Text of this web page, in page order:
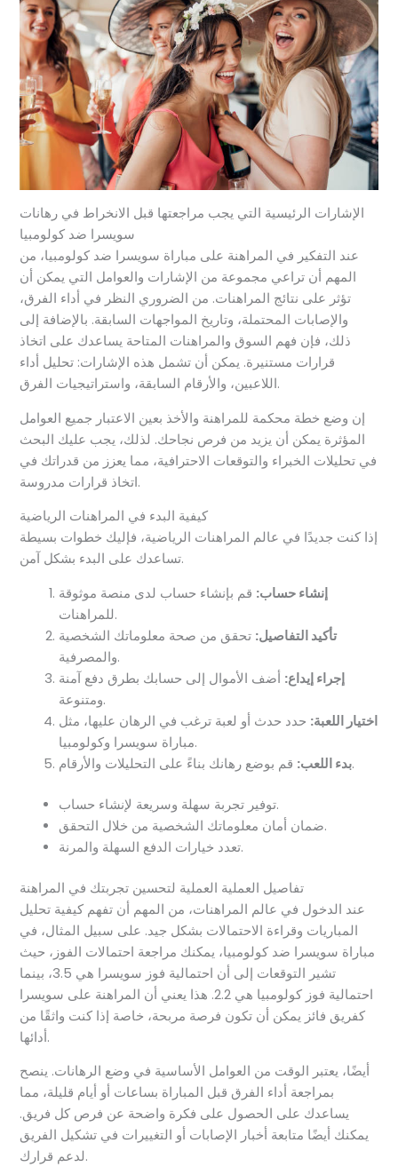
الإشارات الرئيسية التي يجب مراجعتها قبل الانخراط في رهانات
سويسرا ضد كولومبيا
عند التفكير في المراهنة على مباراة سويسرا ضد كولومبيا، من
المهم أن تراعي مجموعة من الإشارات والعوامل التي يمكن أن
تؤثر على نتائج المراهنات. من الضروري النظر في أداء الفرق،
والإصابات المحتملة، وتاريخ المواجهات السابقة. بالإضافة إلى
ذلك، فإن فهم السوق والمراهنات المتاحة يساعدك على اتخاذ
قرارات مستنيرة. يمكن أن تشمل هذه الإشارات: تحليل أداء
اللاعبين، والأرقام السابقة، واستراتيجيات الفرق.
إن وضع خطة محكمة للمراهنة والأخذ بعين الاعتبار جميع العوامل
المؤثرة يمكن أن يزيد من فرص نجاحك. لذلك، يجب عليك البحث
في تحليلات الخبراء والتوقعات الاحترافية، مما يعزز من قدراتك في
اتخاذ قرارات مدروسة.
كيفية البدء في المراهنات الرياضية
إذا كنت جديدًا في عالم المراهنات الرياضية، فإليك خطوات بسيطة
تساعدك على البدء بشكل آمن.
إنشاء حساب: قم بإنشاء حساب لدى منصة موثوقة
للمراهنات.
تأكيد التفاصيل: تحقق من صحة معلوماتك الشخصية
والمصرفية.
إجراء إيداع: أضف الأموال إلى حسابك بطرق دفع آمنة
ومتنوعة.
اختيار اللعبة: حدد حدث أو لعبة ترغب في الرهان عليها، مثل
مباراة سويسرا وكولومبيا.
بدء اللعب:قم بوضع رهانك بناءً على التحليلات والأرقام.
توفير تجربة سهلة وسريعة لإنشاء حساب.
ضمان أمان معلوماتك الشخصية من خلال التحقق.
تعدد خيارات الدفع السهلة والمرنة.
تفاصيل العملية العملية لتحسين تجربتك في المراهنة
عند الدخول في عالم المراهنات، من المهم أن تفهم كيفية تحليل
المباريات وقراءة الاحتمالات بشكل جيد. على سبيل المثال، في
مباراة سويسرا ضد كولومبيا، يمكنك مراجعة احتمالات الفوز، حيث
تشير التوقعات إلى أن احتمالية فوز سويسرا هي 3.5، بينما
احتمالية فوز كولومبيا هي 2.2. هذا يعني أن المراهنة على سويسرا
كفريق فائز يمكن أن تكون فرصة مربحة، خاصة إذا كنت واثقًا من
أدائها.
أيضًا، يعتبر الوقت من العوامل الأساسية في وضع الرهانات. ينصح
بمراجعة أداء الفرق قبل المباراة بساعات أو أيام قليلة، مما
يساعدك على الحصول على فكرة واضحة عن فرص كل فريق.
يمكنك أيضًا متابعة أخبار الإصابات أو التغييرات في تشكيل الفريق
لدعم قرارك.